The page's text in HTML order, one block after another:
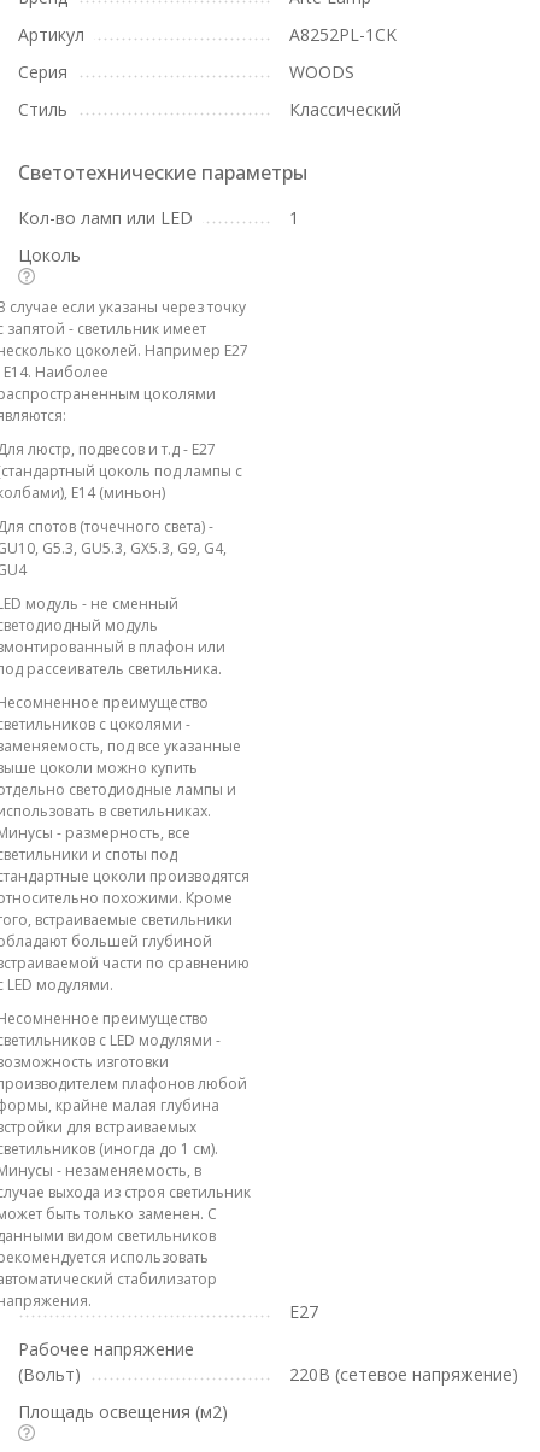
Артикул
A8252PL-1CK
Серия
WOODS
Стиль
Классический
Светотехнические параметры
Кол-во ламп или LED
1
Цоколь
случае если указаны через точку
запятой - светильник имеет
цоколей. Например E27
E14. Наиболее
цоколями
люстр, подвесов и т.д - E27
цоколь под лампы с
E14 (миньон)
спотов (точечного света) -
G5.3, GU5.3, GX5.3, G9, G4,
модуль - не сменный
модуль
в плафон или
рассеиватель светильника.
преимущество
с цоколями -
под все указанные
цоколи можно купить
светодиодные лампы и
в светильниках.
- размерность, все
и споты под
цоколи производятся
похожими. Кроме
встраиваемые светильники
большей глубиной
части по сравнению
LED модулями.
преимущество
с LED модулями -
изготовки
плафонов любой
крайне малая глубина
для встраиваемых
(иногда до 1 см).
- незаменяемость, в
выхода из строя светильник
быть только заменен. С
видом светильников
использовать
стабилизатор
E27
Рабочее напряжение
(Вольт)
220В (сетевое напряжение)
Площадь освещения (м2)